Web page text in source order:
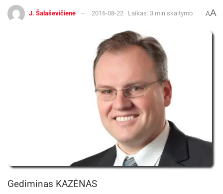
J. Šalaševičienė 2016-08-22 Laikas: 3 min skaitymo AA
Gediminas KAZĖNAS